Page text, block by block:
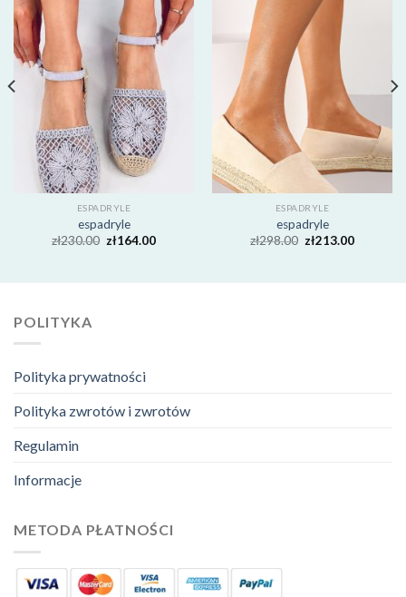
ESPADRYLE
espadryle
zł230.00 zł164.00
ESPADRYLE
espadryle
zł298.00 zł213.00
POLITYKA
Polityka prywatności
Polityka zwrotów i zwrotów
Regulamin
Informacje
METODA PŁATNOŚCI